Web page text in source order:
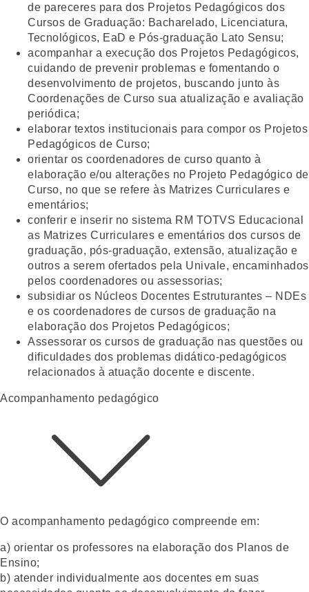
de pareceres para dos Projetos Pedagógicos dos
Cursos de Graduação: Bacharelado, Licenciatura,
Tecnológicos, EaD e Pós-graduação Lato Sensu;
acompanhar a execução dos Projetos Pedagógicos,
cuidando de prevenir problemas e fomentando o
desenvolvimento de projetos, buscando junto às
Coordenações de Curso sua atualização e avaliação
periódica;
elaborar textos institucionais para compor os Projetos
Pedagógicos de Curso;
orientar os coordenadores de curso quanto à
elaboração e/ou alterações no Projeto Pedagógico de
Curso, no que se refere às Matrizes Curriculares e
ementários;
conferir e inserir no sistema RM TOTVS Educacional
as Matrizes Curriculares e ementários dos cursos de
graduação, pós-graduação, extensão, atualização e
outros a serem ofertados pela Univale, encaminhados
pelos coordenadores ou assessorias;
subsidiar os Núcleos Docentes Estruturantes – NDEs
e os coordenadores de cursos de graduação na
elaboração dos Projetos Pedagógicos;
Assessorar os cursos de graduação nas questões ou
dificuldades dos problemas didático-pedagógicos
relacionados à atuação docente e discente.
Acompanhamento pedagógico​
O acompanhamento pedagógico compreende em:
a) orientar os professores na elaboração dos Planos de
Ensino;
b) atender individualmente aos docentes em suas